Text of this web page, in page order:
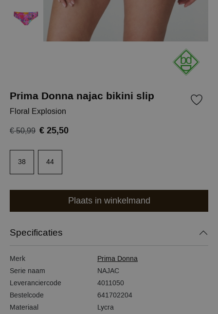
Prima Donna najac bikini slip
Floral Explosion
€ 50,99 € 25,50
38 44
Plaats in winkelmand
Specificaties
Merk
Prima Donna
Serie naam
NAJAC
Leveranciercode
4011050
Bestelcode
641702204
Materiaal
Lycra